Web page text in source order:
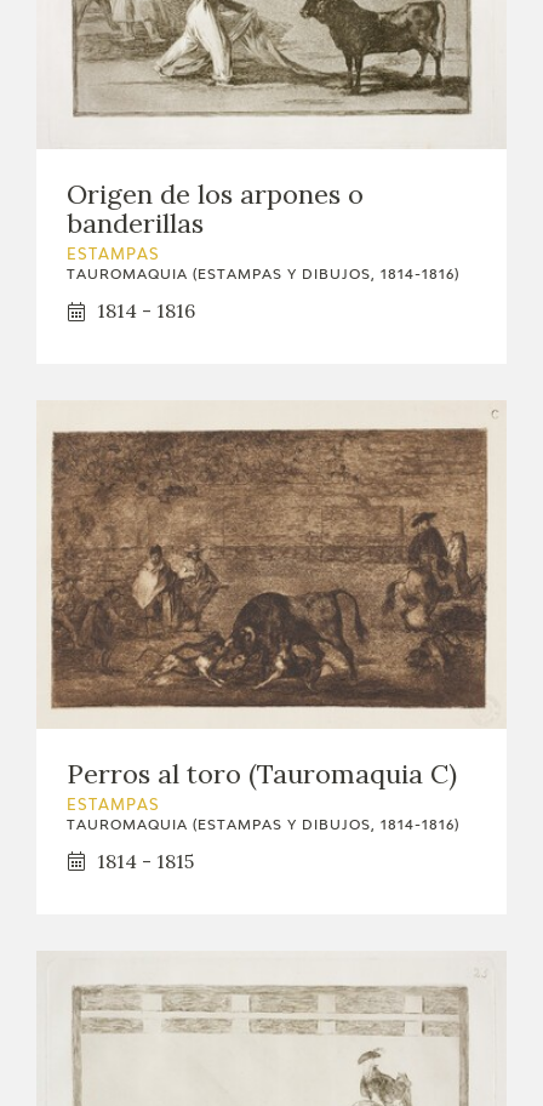
Origen de los arpones o
banderillas
ESTAMPAS
TAUROMAQUIA (ESTAMPAS Y DIBUJOS, 1814-1816)
1814 - 1816
Perros al toro (Tauromaquia C)
ESTAMPAS
TAUROMAQUIA (ESTAMPAS Y DIBUJOS, 1814-1816)
1814 - 1815